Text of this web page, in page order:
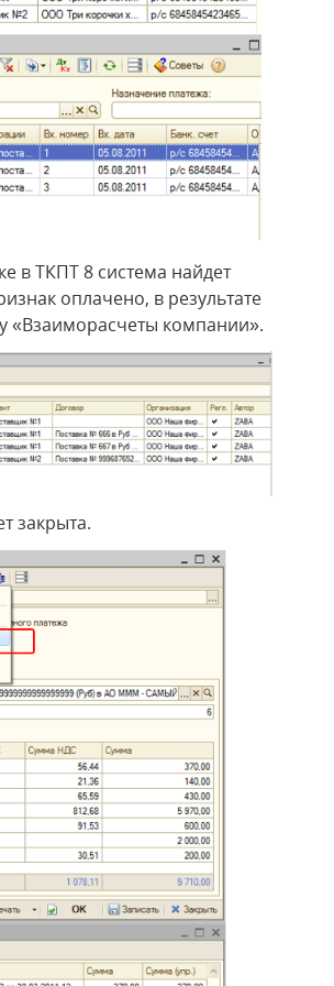
в ТКПТ 8 система найдет
оплачено, в результате
«Взаиморасчеты компании».
закрыта.